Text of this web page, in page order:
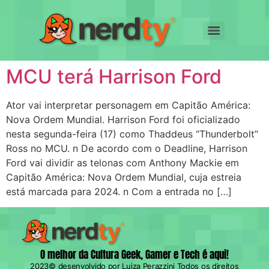
MCU terá Harrison Ford
Ator vai interpretar personagem em Capitão América:
Nova Ordem Mundial. Harrison Ford foi oficializado
nesta segunda-feira (17) como Thaddeus “Thunderbolt”
Ross no MCU. n De acordo com o Deadline, Harrison
Ford vai dividir as telonas com Anthony Mackie em
Capitão América: Nova Ordem Mundial, cuja estreia
está marcada para 2024. n Com a entrada no […]
O melhor da Cultura Geek, Gamer e Tech é aqui!
2023© desenvolvido por Luiza Perazzini Todos os direitos